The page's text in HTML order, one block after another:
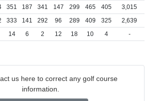
351 187 341 147 299 465 405
3,015
333 141 292 96 289 409 325
2,639
14 6 2 12 18 10 4 -
us here to correct any golf course
information.